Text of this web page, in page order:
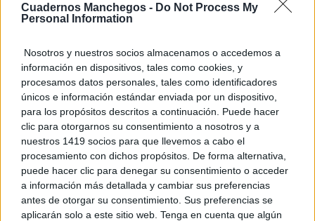
Cuadernos Manchegos - Do Not Process My
Personal Information
Nosotros y nuestros socios almacenamos o accedemos a
información en dispositivos, tales como cookies, y
procesamos datos personales, tales como identificadores
únicos e información estándar enviada por un dispositivo,
para los propósitos descritos a continuación. Puede hacer
clic para otorgarnos su consentimiento a nosotros y a
nuestros 1419 socios para que llevemos a cabo el
procesamiento con dichos propósitos. De forma alternativa,
puede hacer clic para denegar su consentimiento o acceder
a información más detallada y cambiar sus preferencias
antes de otorgar su consentimiento. Sus preferencias se
aplicarán solo a este sitio web. Tenga en cuenta que algún
TE RECOMENDAMOS